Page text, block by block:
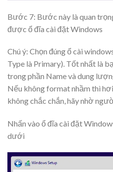
Bước 7: Bước này là quan
được ổ đĩa cài đặt Windows
Chú ý: Chọn đúng ổ cài
Type là Primary). Tốt nhất là
trong phần Name và dung
Nếu không format nhầm thì
không chắc chắn, hãy nhờ
Nhấn vào ổ đĩa cài đặt
dưới